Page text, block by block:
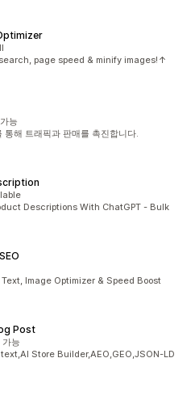
page speed & minify images!↑
능
통해 트래픽과 판매를 촉진합니다.
Descriptions With ChatGPT - Bulk
Image Optimizer & Speed Boost
Post
능
Store Builder,AEO,GEO,JSON-LD